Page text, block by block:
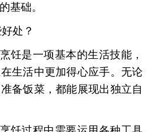
基础。
处？
饪是一项基本的生活技能，
生活中更加得心应手。无论
备饭菜，都能展现出独立自